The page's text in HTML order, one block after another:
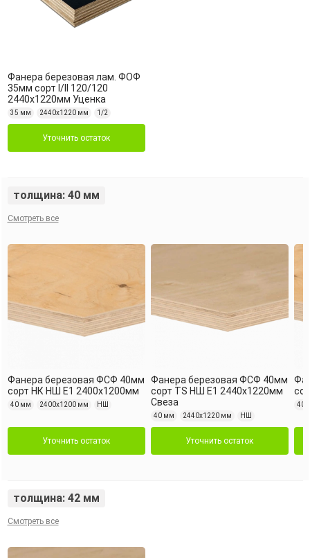
Фанера березовая лам. ФОФ
35мм сорт I/II 120/120
2440х1220мм Уценка
35 мм 2440х1220 мм 1/2
Уточнить остаток
толщина: 40 мм
Смотреть все
Фанера березовая ФСФ 40мм
сорт НК НШ Е1 2400x1200мм
40 мм 2400х1200 мм НШ
Уточнить остаток
Фанера березовая ФСФ 40мм
сорт TS НШ Е1 2440x1220мм
Свеза
40 мм 2440х1220 мм НШ
Уточнить остаток
40
толщина: 42 мм
Смотреть все